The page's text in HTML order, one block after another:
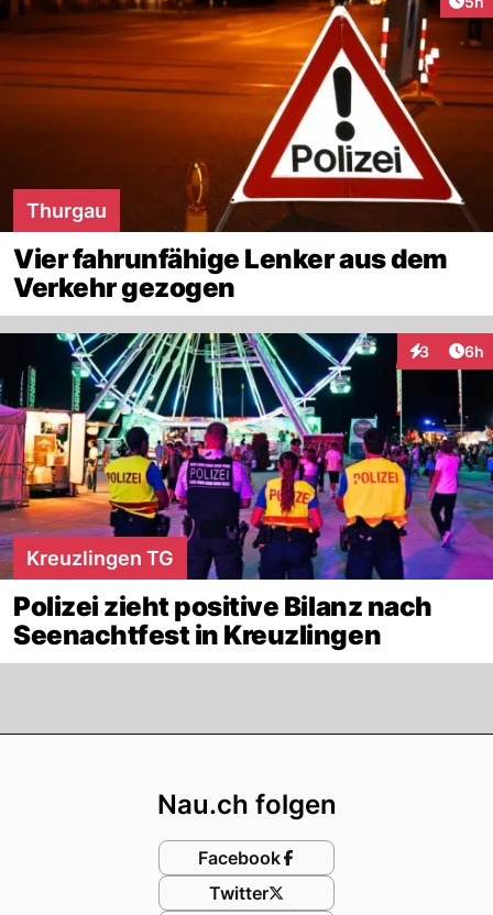
Thurgau
Vier fahrunfähige Lenker aus dem
Verkehr gezogen
3 6h
Kreuzlingen TG
Polizei zieht positive Bilanz nach
Seenachtfest in Kreuzlingen
Nau.ch folgen
Facebook
Twitter